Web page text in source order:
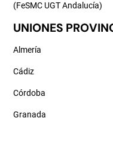
(FeSMC UGT Andalucía)
UNIONES
Almería
Cádiz
Córdoba
Granada